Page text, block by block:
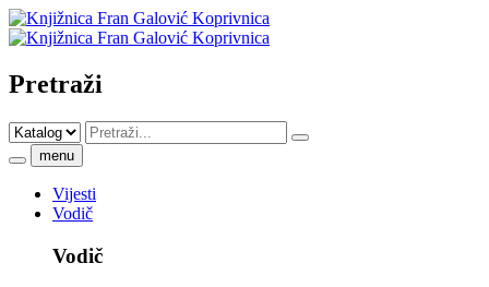
Pretraži
menu
Vijesti
Vodič
Vodič